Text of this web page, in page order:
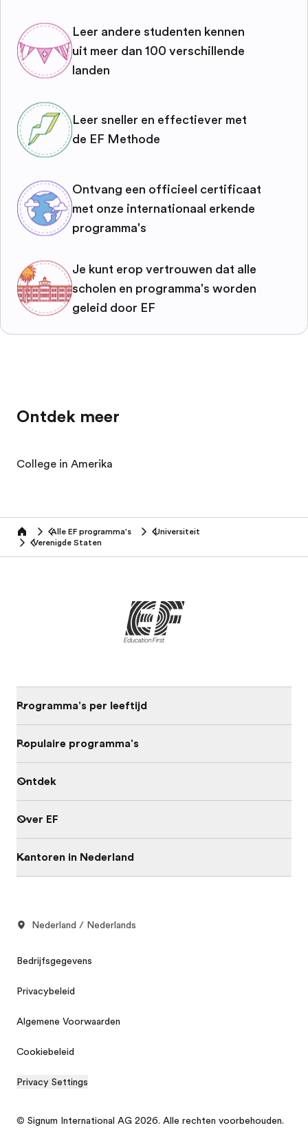
Leer andere studenten kennen
uit meer dan 100 verschillende
landen
Leer sneller en effectiever met
de EF Methode
Ontvang een officieel certificaat
met onze internationaal erkende
programma's
Je kunt erop vertrouwen dat alle
scholen en programma's worden
geleid door EF
Ontdek meer
College in Amerika
home Alle EF programma's
Universiteit
Verenigde Staten
Programma's per leeftijd
Populaire programma's
Ontdek
Over EF
Kantoren in Nederland
Nederland / Nederlands
Bedrijfsgegevens
Privacybeleid
Algemene Voorwaarden
Cookiebeleid
Privacy Settings
© Signum International AG 2026. Alle rechten voorbehouden.